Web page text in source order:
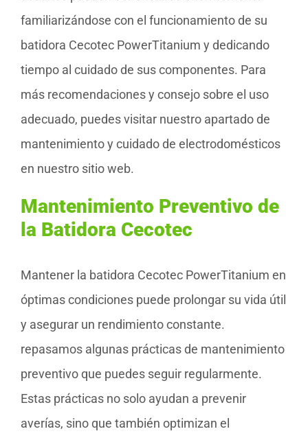
familiarizándose con el funcionamiento de su
batidora Cecotec PowerTitanium y dedicando
tiempo al cuidado de sus componentes. Para
más recomendaciones y consejo sobre el uso
adecuado, puedes visitar nuestro apartado de
mantenimiento y cuidado de electrodomésticos
en nuestro sitio web.
Mantenimiento Preventivo de
la Batidora Cecotec
Mantener la batidora Cecotec PowerTitanium en
óptimas condiciones puede prolongar su vida útil
y asegurar un rendimiento constante.
repasamos algunas prácticas de mantenimiento
preventivo que puedes seguir regularmente.
Estas prácticas no solo ayudan a prevenir
averías, sino que también optimizan el